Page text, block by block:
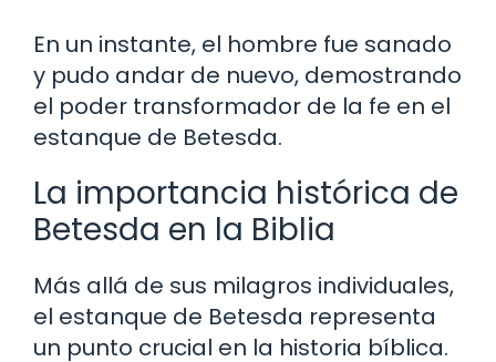
En un instante, el hombre fue sanado
y pudo andar de nuevo, demostrando
el poder transformador de la fe en el
estanque de Betesda.
La importancia histórica de
Betesda en la Biblia
Más allá de sus milagros individuales,
el estanque de Betesda representa
un punto crucial en la historia bíblica.